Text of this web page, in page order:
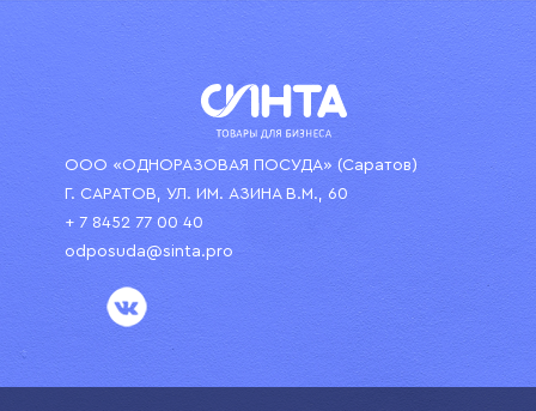
ООО «ОДНОРАЗОВАЯ ПОСУДА» (Саратов)
Г. САРАТОВ, УЛ. ИМ. АЗИНА В.М., 60
+ 7 8452 77 00 40
odposuda@sinta.pro